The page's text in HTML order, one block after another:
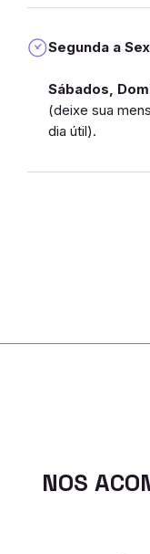
Segunda a
Sábados,
(deixe sua
dia útil).
NOS